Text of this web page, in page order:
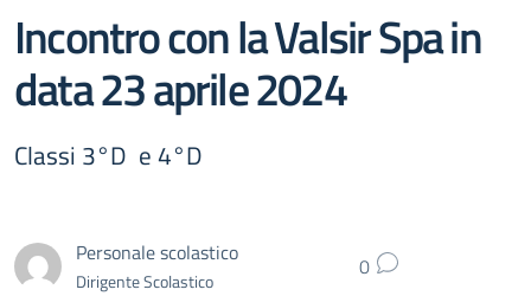
Incontro con la Valsir Spa in
data 23 aprile 2024
Classi 3°D e 4°D
Personale scolastico
Dirigente Scolastico 0